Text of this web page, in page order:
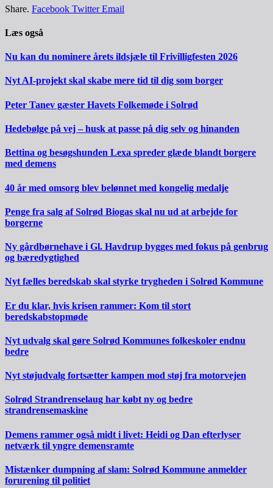
Share. Facebook Twitter Email
Læs også
Nu kan du nominere årets ildsjæle til Frivilligfesten 2026
Nyt AI-projekt skal skabe mere tid til dig som borger
Peter Tanev gæster Havets Folkemøde i Solrød
Hedebølge på vej – husk at passe på dig selv og hinanden
Bettina og besøgshunden Lexa spreder glæde blandt borgere
med demens
40 år med omsorg blev belønnet med kongelig medalje
Penge fra salg af Solrød Biogas skal nu ud at arbejde for
borgerne
Ny gårdbørnehave i Gl. Havdrup bygges med fokus på genbrug
og bæredygtighed
Nyt fælles beredskab skal styrke trygheden i Solrød Kommune
Er du klar, hvis krisen rammer: Kom til stort
beredskabstopmøde
Nyt udvalg skal gøre Solrød Kommunes folkeskoler endnu
bedre
Nyt støjudvalg fortsætter kampen mod støj fra motorvejen
Solrød Strandrenselaug har købt ny og bedre
strandrensemaskine
Demens rammer også midt i livet: Heidi og Dan efterlyser
netværk til yngre demensramte
Mistænker dumpning af slam: Solrød Kommune anmelder
forurening til politiet